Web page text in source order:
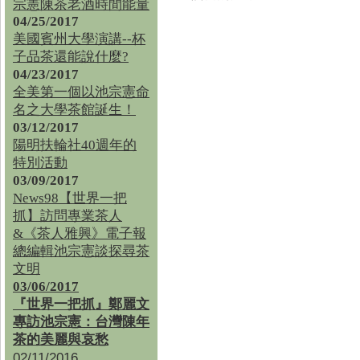
宗憲陳茶老酒時間能量
04/25/2017
美國賓州大學演講--杯
子品茶還能說什麼?
04/23/2017
全美第一個以池宗憲命
名之大學茶館誕生！
03/12/2017
陽明扶輪社40週年的
特別活動
03/09/2017
News98【世界一把
抓】訪問專業茶人
&《茶人雅興》電子報
總編輯池宗憲談探尋茶
文明
03/06/2017
『世界一把抓』鄭麗文
專訪池宗憲：台灣陳年
茶的美麗與哀愁